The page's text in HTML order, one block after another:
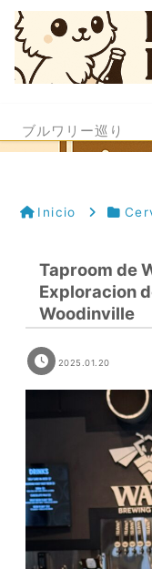
ブルワリー巡り
Inicio
Taproom de
Exploracion
Woodinville
2025.01.20